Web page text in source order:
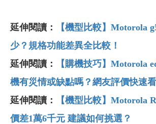
延伸閱讀：
【機型比較】Motorola
少？規格功能差異全比較！
延伸閱讀：
【購機技巧】Motorola
機有災情或缺點嗎？網友評價快速看
延伸閱讀：
【機型比較】Motorola
價差1萬6千元 建議如何挑選？